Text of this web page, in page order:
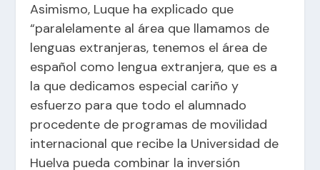
Asimismo, Luque ha explicado que
“paralelamente al área que llamamos de
lenguas extranjeras, tenemos el área de
español como lengua extranjera, que es a
la que dedicamos especial cariño y
esfuerzo para que todo el alumnado
procedente de programas de movilidad
internacional que recibe la Universidad de
Huelva pueda combinar la inversión